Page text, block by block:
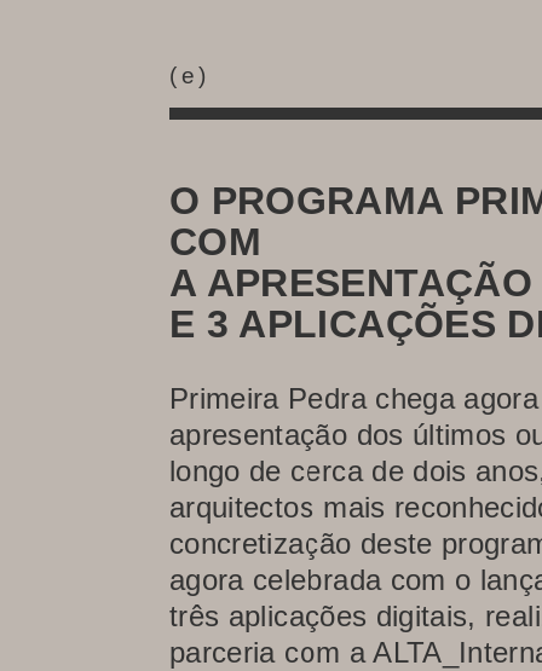
( e )
O PROGRAMA
COM
A
E 3 APLICAÇÕES
Primeira Pedra chega
apresentação dos últimos
longo de cerca de dois
arquitectos mais
concretização deste
agora celebrada com o
três aplicações digitais,
parceria com a